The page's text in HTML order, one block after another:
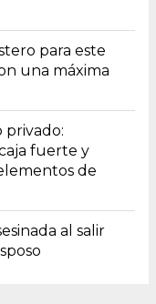
para este
una máxima
privado:
fuerte y
de
al salir